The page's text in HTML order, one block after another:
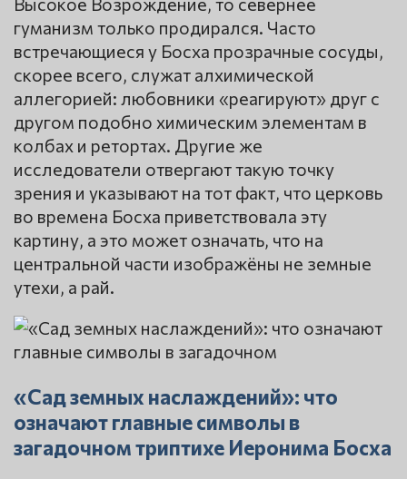
гуманизм только продирался. Часто
встречающиеся у Босха прозрачные сосуды,
скорее всего, служат алхимической
аллегорией: любовники «реагируют» друг с
другом подобно химическим элементам в
колбах и ретортах. Другие же
исследователи отвергают такую точку
зрения и указывают на тот факт, что церковь
во времена Босха приветствовала эту
картину, а это может означать, что на
центральной части изображёны не земные
утехи, а рай.
«Сад земных наслаждений»: что
означают главные символы в
загадочном триптихе Иеронима Босха